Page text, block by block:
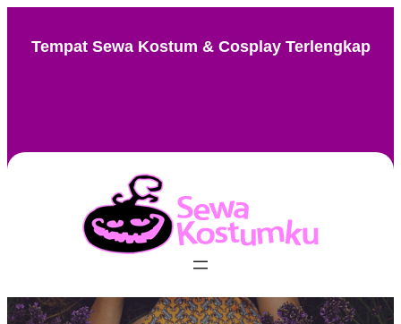
Tempat Sewa Kostum & Cosplay Terlengkap